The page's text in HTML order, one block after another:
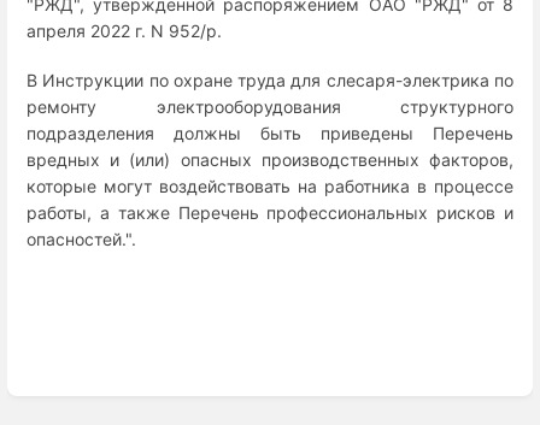
"РЖД", утвержденной распоряжением ОАО "РЖД" от 8
апреля 2022 г. N 952/р.
В Инструкции по охране труда для слесаря-электрика по
ремонту электрооборудования структурного
подразделения должны быть приведены Перечень
вредных и (или) опасных производственных факторов,
которые могут воздействовать на работника в процессе
работы, а также Перечень профессиональных рисков и
опасностей.".